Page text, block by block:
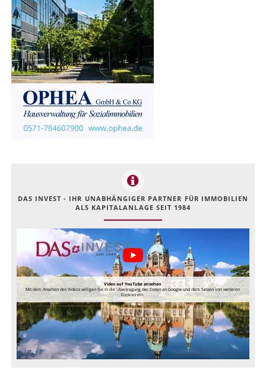
DAS INVEST - IHR UNABHÄNGIGER PARTNER FÜR IMMOBILIEN
ALS KAPITALANLAGE SEIT 1984
Video auf YouTube ansehen
Mit dem Ansehen des Videos willigen Sie in die Übertragung der Daten an Google und dem Setzen von weiteren
Cookies ein.